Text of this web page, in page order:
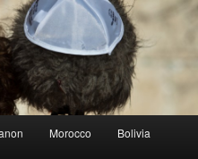
Morocco Bolivia